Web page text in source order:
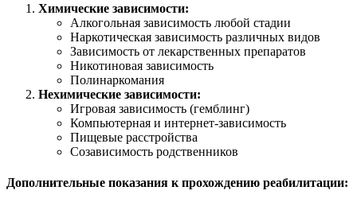
Химические зависимости:
Алкогольная зависимость любой стадии
Наркотическая зависимость различных видов
Зависимость от лекарственных препаратов
Никотиновая зависимость
Полинаркомания
Нехимические зависимости:
Игровая зависимость (гемблинг)
Компьютерная и интернет-зависимость
Пищевые расстройства
Созависимость родственников
Дополнительные показания к прохождению реабилитации: